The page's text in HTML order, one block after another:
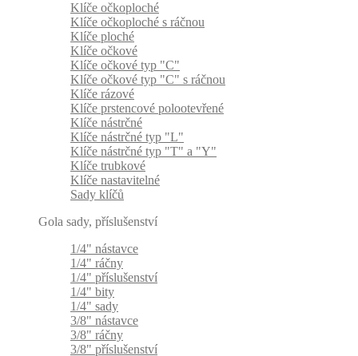
Klíče očkoploché
Klíče očkoploché s ráčnou
Klíče ploché
Klíče očkové
Klíče očkové typ "C"
Klíče očkové typ "C" s ráčnou
Klíče rázové
Klíče prstencové polootevřené
Klíče nástrčné
Klíče nástrčné typ "L"
Klíče nástrčné typ "T" a "Y"
Klíče trubkové
Klíče nastavitelné
Sady klíčů
Gola sady, příslušenství
1/4" nástavce
1/4" ráčny
1/4" příslušenství
1/4" bity
1/4" sady
3/8" nástavce
3/8" ráčny
3/8" příslušenství